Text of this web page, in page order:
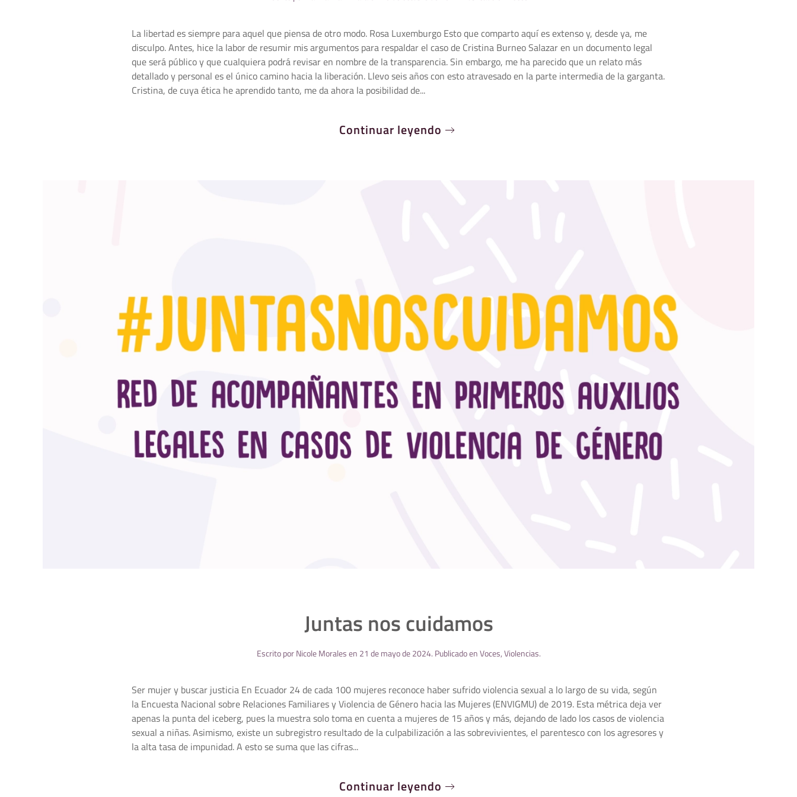
La libertad es siempre para aquel que piensa de otro modo. Rosa Luxemburgo Esto que comparto aquí es extenso y, desde ya, me
disculpo. Antes, hice la labor de resumir mis argumentos para respaldar el caso de Cristina Burneo Salazar en un documento legal
que será público y que cualquiera podrá revisar en nombre de la transparencia. Sin embargo, me ha parecido que un relato más
detallado y personal es el único camino hacia la liberación. Llevo seis años con esto atravesado en la parte intermedia de la garganta.
Cristina, de cuya ética he aprendido tanto, me da ahora la posibilidad de...
Continuar leyendo
Juntas nos cuidamos
Escrito porNicole Moralesen 21 de mayo de 2024. Publicado enVoces,Violencias.
Ser mujer y buscar justicia En Ecuador 24 de cada 100 mujeres reconoce haber sufrido violencia sexual a lo largo de su vida, según
la Encuesta Nacional sobre Relaciones Familiares y Violencia de Género hacia las Mujeres (ENVIGMU) de 2019. Esta métrica deja ver
apenas la punta del iceberg, pues la muestra solo toma en cuenta a mujeres de 15 años y más, dejando de lado los casos de violencia
sexual a niñas. Asimismo, existe un subregistro resultado de la culpabilización a las sobrevivientes, el parentesco con los agresores y
la alta tasa de impunidad. A esto se suma que las cifras...
Continuar leyendo